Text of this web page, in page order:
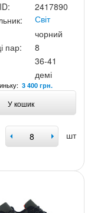
2417890
Світ
чорний
пар:
8
36-41
демі
3 400 грн.
У кошик
шт